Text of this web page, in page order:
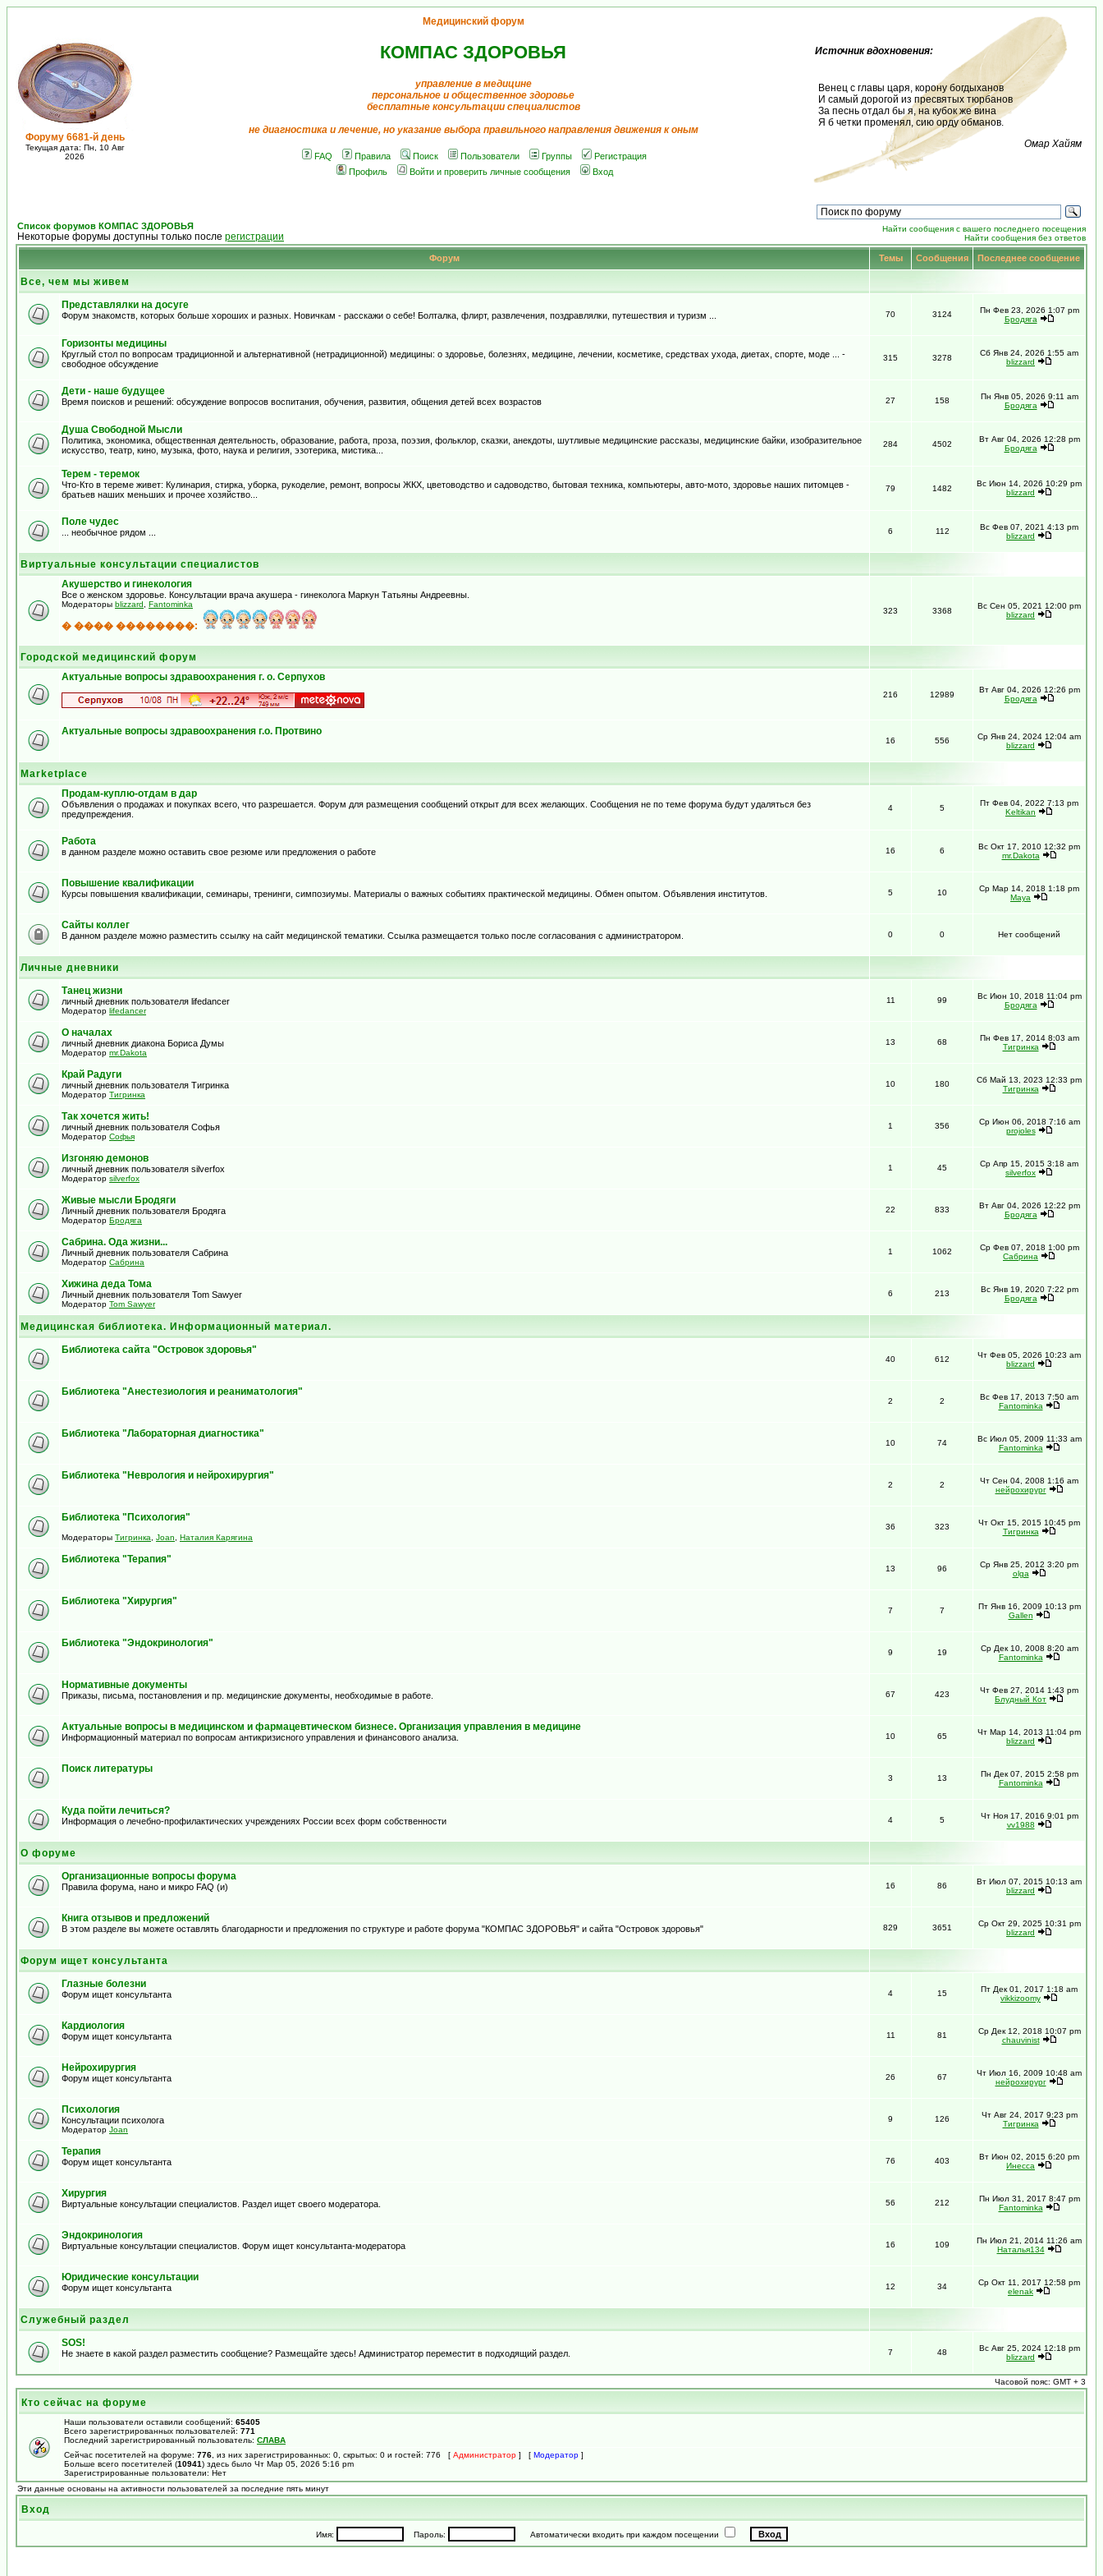
Форуму 6681-й день
Текущая дата: Пн, 10 Авг
2026
Медицинский форум
КОМПАС ЗДОРОВЬЯ
управление в медицине
персональное и общественное здоровье
бесплатные консультации специалистов
не диагностика и лечение, но указание выбора правильного направления движения к оным
FAQ Правила Поиск Пользователи Группы
Регистрация
Профиль
Войти и проверить личные сообщения Вход
Источник вдохновения:
Венец с главы царя, корону богдыханов
И самый дорогой из пресвятых тюрбанов
За песнь отдал бы я, на кубок же вина
Я б четки променял, сию орду обманов.
Омар Хайям
Список форумов КОМПАС ЗДОРОВЬЯ
Некоторые форумы доступны только после регистрации
Найти сообщения с вашего последнего посещения
Найти сообщения без ответов
Форум Темы Сообщения Последнее сообщение
Все, чем мы живем
Представлялки на досуге
Форум знакомств, которых больше хороших и разных. Новичкам - расскажи о себе! Болталка, флирт, развлечения, поздравлялки, путешествия и туризм ... 70 3124
Пн Фев 23, 2026 1:07 pm
Бродяга
Горизонты медицины
Круглый стол по вопросам традиционной и альтернативной (нетрадиционной) медицины: о здоровье, болезнях, медицине, лечении, косметике, средствах ухода, диетах, спорте, моде ... -
свободное обсуждение
315 3278
Сб Янв 24, 2026 1:55 am
blizzard
Дети - наше будущее
Время поисков и решений: обсуждение вопросов воспитания, обучения, развития, общения детей всех возрастов 27 158
Пн Янв 05, 2026 9:11 am
Бродяга
Душа Свободной Мысли
Политика, экономика, общественная деятельность, образование, работа, проза, поэзия, фольклор, сказки, анекдоты, шутливые медицинские рассказы, медицинские байки, изобразительное
искусство, театр, кино, музыка, фото, наука и религия, эзотерика, мистика...
284 4502
Вт Авг 04, 2026 12:28 pm
Бродяга
Терем - теремок
Что-Кто в тереме живет: Кулинария, стирка, уборка, рукоделие, ремонт, вопросы ЖКХ, цветоводство и садоводство, бытовая техника, компьютеры, авто-мото, здоровье наших питомцев -
братьев наших меньших и прочее хозяйство...
79 1482
Вс Июн 14, 2026 10:29 pm
blizzard
Поле чудес
... необычное рядом ... 6 112
Вс Фев 07, 2021 4:13 pm
blizzard
Виртуальные консультации специалистов
Акушерство и гинекология
Все о женском здоровье. Консультации врача акушера - гинеколога Маркун Татьяны Андреевны.
Модераторы blizzard Fantominka
� ���� ��������:
323 3368
Вс Сен 05, 2021 12:00 pm
blizzard
Городской медицинский форум
Актуальные вопросы здравоохранения г. о. Серпухов
216 12989
Вт Авг 04, 2026 12:26 pm
Бродяга
Актуальные вопросы здравоохранения г.о. Протвино
16 556
Ср Янв 24, 2024 12:04 am
blizzard
Marketplace
Продам-куплю-отдам в дар
Объявления о продажах и покупках всего, что разрешается. Форум для размещения сообщений открыт для всех желающих. Сообщения не по теме форума будут удаляться без
предупреждения.
4 5
Пт Фев 04, 2022 7:13 pm
Keltikan
Работа
в данном разделе можно оставить свое резюме или предложения о работе 16 6
Вс Окт 17, 2010 12:32 pm
mr.Dakota
Повышение квалификации
Курсы повышения квалификации, семинары, тренинги, симпозиумы. Материалы о важных событиях практической медицины. Обмен опытом. Объявления институтов. 5 10
Ср Мар 14, 2018 1:18 pm
Maya
Сайты коллег
В данном разделе можно разместить ссылку на сайт медицинской тематики. Ссылка размещается только после согласования с администратором. 0 0 Нет сообщений
Личные дневники
Танец жизни
личный дневник пользователя lifedancer
Модератор lifedancer
11 99
Вс Июн 10, 2018 11:04 pm
Бродяга
О началах
личный дневник диакона Бориса Думы
Модератор mr.Dakota
13 68
Пн Фев 17, 2014 8:03 am
Тигринка
Край Радуги
личный дневник пользователя Тигринка
Модератор Тигринка
10 180
Сб Май 13, 2023 12:33 pm
Тигринка
Так хочется жить!
личный дневник пользователя Софья
Модератор Софья
1 356
Ср Июн 06, 2018 7:16 am
projoles
Изгоняю демонов
личный дневник пользователя silverfox
Модератор silverfox
1 45
Ср Апр 15, 2015 3:18 am
silverfox
Живые мысли Бродяги
Личный дневник пользователя Бродяга
Модератор Бродяга
22 833
Вт Авг 04, 2026 12:22 pm
Бродяга
Сабрина. Ода жизни...
Личный дневник пользователя Сабрина
Модератор Сабрина
1 1062
Ср Фев 07, 2018 1:00 pm
Сабрина
Хижина деда Тома
Личный дневник пользователя Tom Sawyer
Модератор Tom Sawyer
6 213
Вс Янв 19, 2020 7:22 pm
Бродяга
Медицинская библиотека. Информационный материал.
Библиотека сайта "Островок здоровья"
40 612
Чт Фев 05, 2026 10:23 am
blizzard
Библиотека "Анестезиология и реаниматология"
2 2
Вс Фев 17, 2013 7:50 am
Fantominka
Библиотека "Лабораторная диагностика"
10 74
Вс Июл 05, 2009 11:33 am
Fantominka
Библиотека "Неврология и нейрохирургия"
2 2
Чт Сен 04, 2008 1:16 am
нейрохирург
Библиотека "Психология"
Модераторы Тигринка Joan Наталия Карягина
36 323
Чт Окт 15, 2015 10:45 pm
Тигринка
Библиотека "Терапия"
13 96
Ср Янв 25, 2012 3:20 pm
olga
Библиотека "Хирургия"
7 7
Пт Янв 16, 2009 10:13 pm
Gallen
Библиотека "Эндокринология"
9 19
Ср Дек 10, 2008 8:20 am
Fantominka
Нормативные документы
Приказы, письма, постановления и пр. медицинские документы, необходимые в работе. 67 423
Чт Фев 27, 2014 1:43 pm
Блудный Кот
Актуальные вопросы в медицинском и фармацевтическом бизнесе. Организация управления в медицине
Информационный материал по вопросам антикризисного управления и финансового анализа. 10 65
Чт Мар 14, 2013 11:04 pm
blizzard
Поиск литературы
3 13
Пн Дек 07, 2015 2:58 pm
Fantominka
Куда пойти лечиться?
Информация о лечебно-профилактических учреждениях России всех форм собственности 4 5
Чт Ноя 17, 2016 9:01 pm
vv1988
О форуме
Организационные вопросы форума
Правила форума, нано и микро FAQ (и) 16 86
Вт Июл 07, 2015 10:13 am
blizzard
Книга отзывов и предложений
В этом разделе вы можете оставлять благодарности и предложения по структуре и работе форума "КОМПАС ЗДОРОВЬЯ" и сайта "Островок здоровья" 829 3651
Ср Окт 29, 2025 10:31 pm
blizzard
Форум ищет консультанта
Глазные болезни
Форум ищет консультанта 4 15
Пт Дек 01, 2017 1:18 am
vikkizoomy
Кардиология
Форум ищет консультанта 11 81
Ср Дек 12, 2018 10:07 pm
chauvinist
Нейрохирургия
Форум ищет консультанта 26 67
Чт Июл 16, 2009 10:48 am
нейрохирург
Психология
Консультации психолога
Модератор Joan
9 126
Чт Авг 24, 2017 9:23 pm
Тигринка
Терапия
Форум ищет консультанта 76 403
Вт Июн 02, 2015 6:20 pm
Инесса
Хирургия
Виртуальные консультации специалистов. Раздел ищет своего модератора. 56 212
Пн Июл 31, 2017 8:47 pm
Fantominka
Эндокринология
Виртуальные консультации специалистов. Форум ищет консультанта-модератора 16 109
Пн Июл 21, 2014 11:26 am
Наталья134
Юридические консультации
Форум ищет консультанта 12 34
Ср Окт 11, 2017 12:58 pm
elenak
Служебный раздел
SOS!
Не знаете в какой раздел разместить сообщение? Размещайте здесь! Администратор переместит в подходящий раздел. 7 48
Вс Авг 25, 2024 12:18 pm
blizzard
Часовой пояс: GMT + 3
Кто сейчас на форуме
Наши пользователи оставили сообщений: 65405
Всего зарегистрированных пользователей: 771
Последний зарегистрированный пользователь: СЛАВА
Сейчас посетителей на форуме: 776 , из них зарегистрированных: 0, скрытых: 0 и гостей: 776 [ Администратор ] [ Модератор ]
Больше всего посетителей (10941) здесь было Чт Мар 05, 2026 5:16 pm
Зарегистрированные пользователи: Нет
Эти данные основаны на активности пользователей за последние пять минут
Вход
Имя: Пароль: Автоматически входить при каждом посещении